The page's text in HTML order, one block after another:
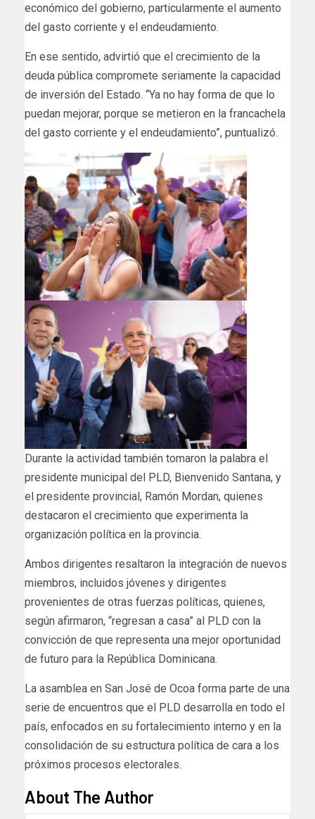
económico del gobierno, particularmente el aumento
del gasto corriente y el endeudamiento.
En ese sentido, advirtió que el crecimiento de la
deuda pública compromete seriamente la capacidad
de inversión del Estado. “Ya no hay forma de que lo
puedan mejorar, porque se metieron en la francachela
del gasto corriente y el endeudamiento”, puntualizó.
Durante la actividad también tomaron la palabra el
presidente municipal del PLD, Bienvenido Santana, y
el presidente provincial, Ramón Mordan, quienes
destacaron el crecimiento que experimenta la
organización política en la provincia.
Ambos dirigentes resaltaron la integración de nuevos
miembros, incluidos jóvenes y dirigentes
provenientes de otras fuerzas políticas, quienes,
según afirmaron, “regresan a casa” al PLD con la
convicción de que representa una mejor oportunidad
de futuro para la República Dominicana.
La asamblea en San José de Ocoa forma parte de una
serie de encuentros que el PLD desarrolla en todo el
país, enfocados en su fortalecimiento interno y en la
consolidación de su estructura política de cara a los
próximos procesos electorales.
About The Author